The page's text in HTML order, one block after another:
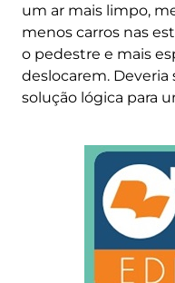
um ar mais limpo,
menos carros nas
o pedestre e mais
deslocarem. Deveria
solução lógica para